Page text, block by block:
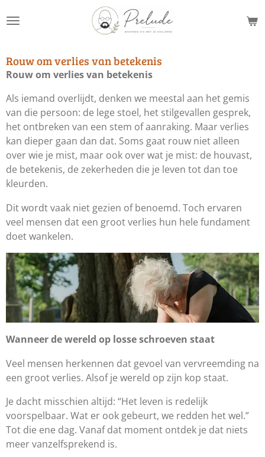
direct
de
hoofdinhoud
Rouw om verlies van betekenis
Rouw om verlies van betekenis
Als iemand overlijdt, denken we meestal aan het gemis
van die persoon: de lege stoel, het stilgevallen gesprek,
het ontbreken van een stem of aanraking. Maar verlies
kan dieper gaan dan dat. Soms gaat rouw niet alleen
over wie je mist, maar ook over wat je mist: de houvast,
de betekenis, de zekerheden die je leven tot dan toe
kleurden.
Dit wordt vaak niet gezien of benoemd. Toch ervaren
veel mensen dat een groot verlies hun hele fundament
doet wankelen.
Wanneer de wereld op losse schroeven staat
Veel mensen herkennen dat gevoel van vervreemding na
een groot verlies. Alsof je wereld op zijn kop staat.
Je dacht misschien altijd: “Het leven is redelijk
voorspelbaar. Wat er ook gebeurt, we redden het wel.”
Tot die ene dag. Vanaf dat moment ontdek je dat niets
meer vanzelfsprekend is.